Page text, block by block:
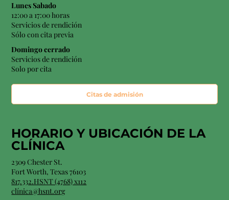
Lunes Sabado
12:00 a 17:00 horas
Servicios de rendición
Sólo con cita previa
Domingo cerrado
Servicios de rendición
Solo por cita
Citas de admisión
HORARIO Y UBICACIÓN DE LA
CLÍNICA
2309 Chester St.
Fort Worth, Texas 76103
817.332.HSNT (4768) x112
clínica@hsnt.org